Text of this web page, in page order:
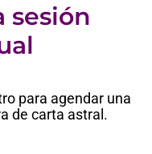
sesión
para agendar una
de carta astral.